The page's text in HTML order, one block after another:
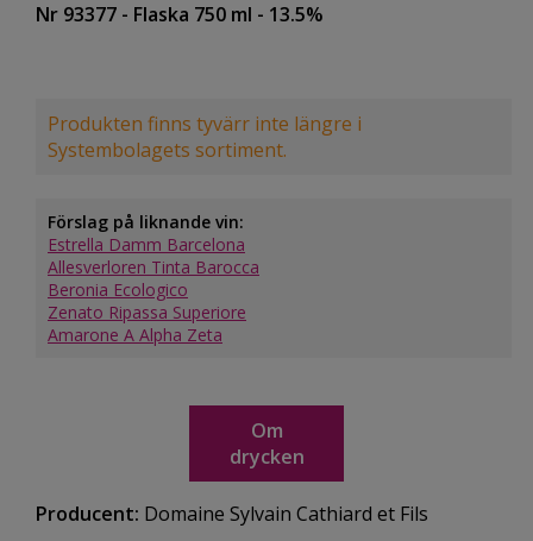
Nr 93377 - Flaska 750 ml - 13.5%
Produkten finns tyvärr inte längre i
Systembolagets sortiment.
Förslag på liknande vin:
Estrella Damm Barcelona
Allesverloren Tinta Barocca
Beronia Ecologico
Zenato Ripassa Superiore
Amarone A Alpha Zeta
Om
drycken
Producent: Domaine Sylvain Cathiard et Fils